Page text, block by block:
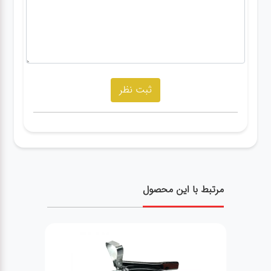
مرتبط با این محصول